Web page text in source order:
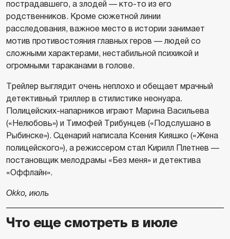
пострадавшего, а злодей — кто-то из его
родственников. Кроме сюжетной линии
расследования, важное место в истории занимает
мотив противостояния главных геров — людей со
сложными характерами, нестабильной психикой и
огромными тараканами в голове.
Трейлер выглядит очень неплохо и обещает мрачный
детективный триллер в стилистике неонуара.
Полицейских-напарников играют Марина Васильева
(«Нелюбовь») и Тимофей Трибунцев («Подслушано в
Рыбинске»). Сценарий написала Ксения Кияшко («Жена
полицейского»), а режиссером стал Кирилл Плетнев —
постановщик мелодрамы «Без меня» и детектива
«Оффлайн».
Okko, июль
Что еще смотреть в июле